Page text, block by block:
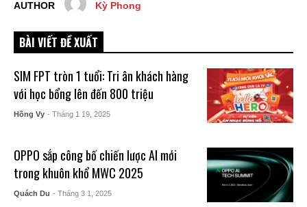
AUTHOR Kỳ Phong
BÀI VIẾT ĐỀ XUẤT
SIM FPT tròn 1 tuổi: Tri ân khách hàng
với học bổng lên đến 800 triệu
Hồng Vy - Tháng 1 19, 2025
OPPO sắp công bố chiến lược AI mới
trong khuôn khổ MWC 2025
Quách Du - Tháng 3 1, 2025